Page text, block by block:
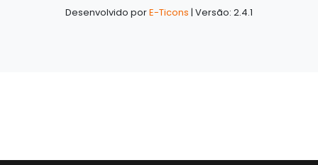
Desenvolvido porE-Ticons | Versão: 2.4.1